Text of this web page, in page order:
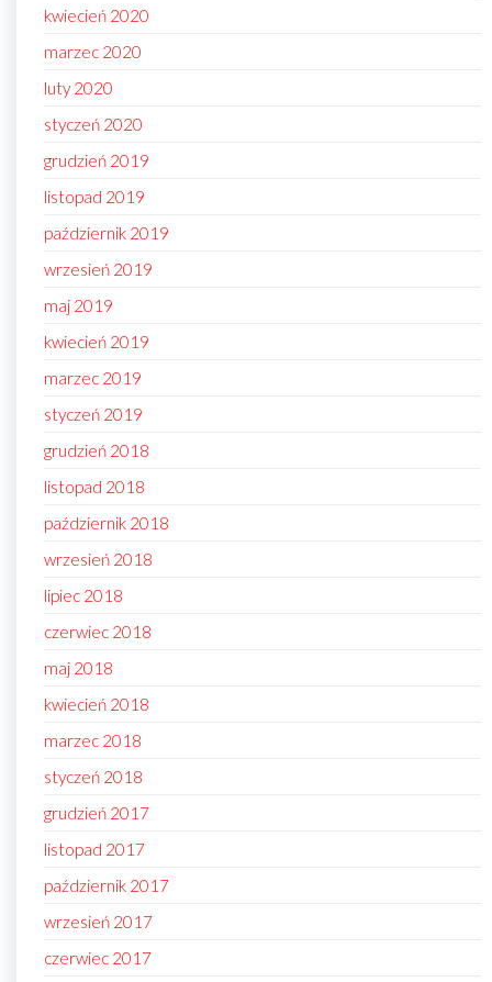
kwiecień 2020
marzec 2020
luty 2020
styczeń 2020
grudzień 2019
listopad 2019
październik 2019
wrzesień 2019
maj 2019
kwiecień 2019
marzec 2019
styczeń 2019
grudzień 2018
listopad 2018
październik 2018
wrzesień 2018
lipiec 2018
czerwiec 2018
maj 2018
kwiecień 2018
marzec 2018
styczeń 2018
grudzień 2017
listopad 2017
październik 2017
wrzesień 2017
czerwiec 2017